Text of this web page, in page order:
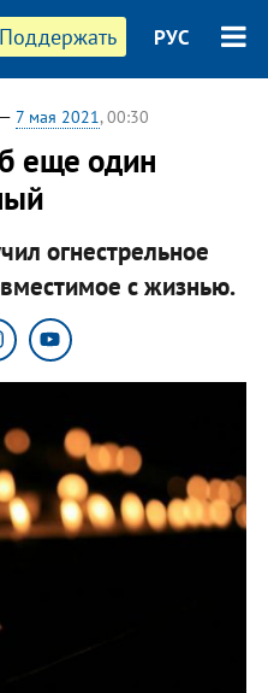
Поддержать РУС
7 мая 2021, 00:30
еще один
огнестрельное
с жизнью.